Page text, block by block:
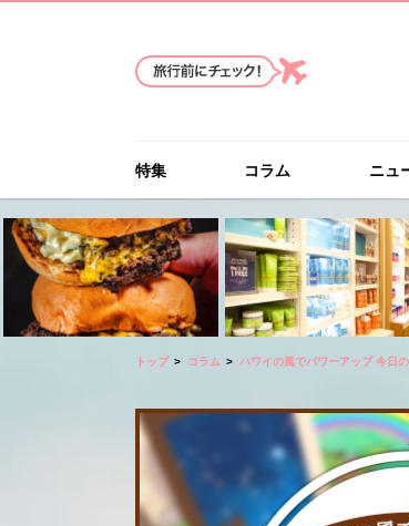
特集 コラム ニュ
トップ コラム ハワイの風でパワーアップ 今日